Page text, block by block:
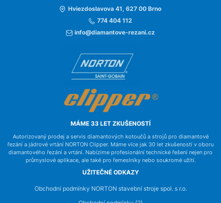
Hviezdoslavova 41, 627 00 Brno
774 404 112
info@diamantove-rezani.cz
MÁME 33 LET ZKUŠENOSTÍ
Autorizovaný prodej a servis diamantových kotoučů a strojů pro diamantové
řezání a jádrové vrtání NORTON Clipper. Máme více jak 30 let zkušeností v oboru
diamantového řezání a vrtání. Nabízíme profesionální technické řešení nejen pro
průmyslové aplikace, ale také pro řemeslníky nebo soukromé užití.
UŽITEČNÉ ODKAZY
Obchodní podmínky NORTON stavební stroje spol. s r.o.